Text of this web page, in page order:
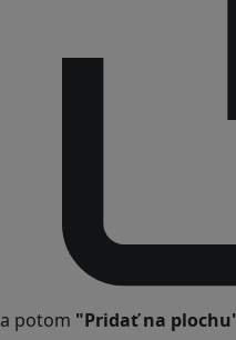
a potom "Pridať na